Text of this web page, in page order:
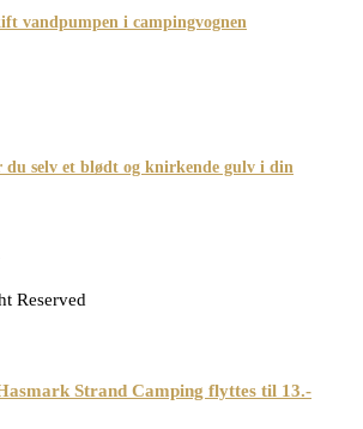
vandpumpen i campingvognen
du selv et blødt og knirkende gulv i din
Reserved
Strand Camping flyttes til 13.-